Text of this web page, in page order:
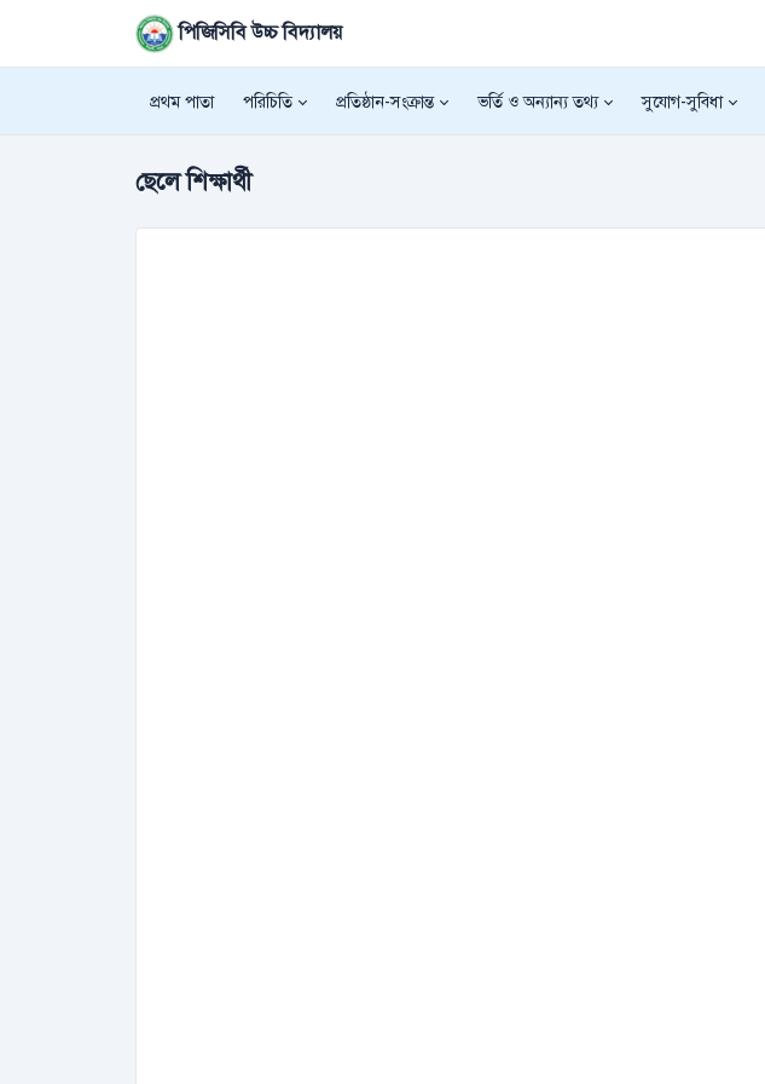
পিজিসিবি উচ্চ বিদ্যালয়
প্রথম পাতা পরিচিতি প্রতিষ্ঠান-সংক্রান্ত ভর্তি ও অন্যান্য তথ্য সুযোগ-সুবিধা
ছেলে শিক্ষার্থী